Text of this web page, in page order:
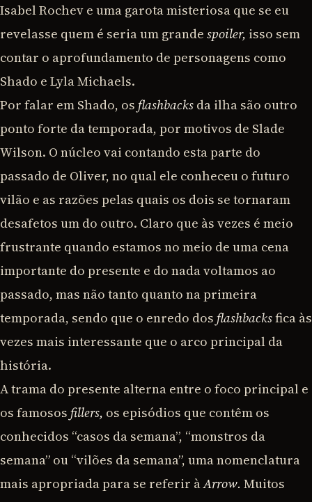
Isabel Rochev e uma garota misteriosa que se eu
revelasse quem é seria um grande spoiler, isso sem
contar o aprofundamento de personagens como
Shado e Lyla Michaels.
Por falar em Shado, os flashbacks da ilha são outro
ponto forte da temporada, por motivos de Slade
Wilson. O núcleo vai contando esta parte do
passado de Oliver, no qual ele conheceu o futuro
vilão e as razões pelas quais os dois se tornaram
desafetos um do outro. Claro que às vezes é meio
frustrante quando estamos no meio de uma cena
importante do presente e do nada voltamos ao
passado, mas não tanto quanto na primeira
temporada, sendo que o enredo dos flashbacksfica às
vezes mais interessante que o arco principal da
história.
A trama do presente alterna entre o foco principal e
os famosos fillers, os episódios que contêm os
conhecidos “casos da semana”, “monstros da
semana” ou “vilões da semana”, uma nomenclatura
mais apropriada para se referir àArrow. Muitos